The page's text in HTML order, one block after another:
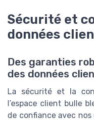
Sécurité et
données
Des garanties
des données
La sécurité et la
l’espace client bulle
de confiance avec